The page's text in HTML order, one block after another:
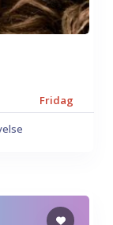
Fridag